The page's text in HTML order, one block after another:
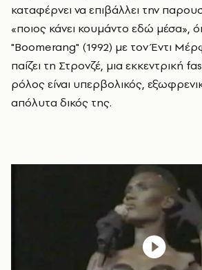
καταφέρνει να επιβάλλει την
«ποιος κάνει κουμάντο εδώ μέσα»,
"Boomerang" (1992) με τον Έντι
παίζει τη Στρονζέ, μια εκκεντρική
ρόλος είναι υπερβολικός,
απόλυτα δικός της.